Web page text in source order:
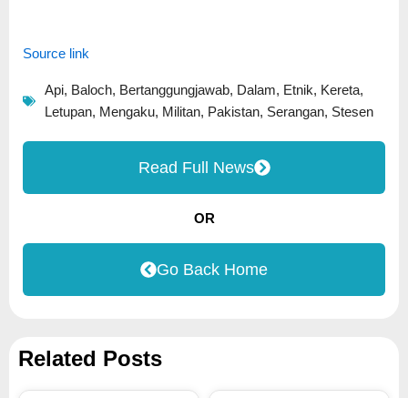
Source link
Api, Baloch, Bertanggungjawab, Dalam, Etnik, Kereta,
Letupan, Mengaku, Militan, Pakistan, Serangan, Stesen
Read Full News
OR
Go Back Home
Related Posts